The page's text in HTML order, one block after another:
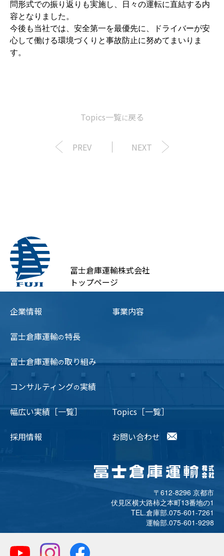
問形式での振り返りも実施し、日々の運転に直結する内
容となりました。
今後も当社では、安全第一を最優先に、ドライバーが安
心して働ける環境づくりと事故防止に努めてまいりま
す。
PREV
Topics一覧に戻る
NEXT
冨士倉庫運輸株式会社
トップページ
企業情報 事業内容
冨士倉庫運輸の特長
冨士倉庫運輸の取り組み
コンサルティングの実績
幅広い実績［一覧］ Topics［一覧］
採用情報 お問い合わせ
〒612-8296 京都市
伏見区横大路柿之本町13番地の1
TEL.倉庫部.075-601-7261
運輸部.075-601-9298